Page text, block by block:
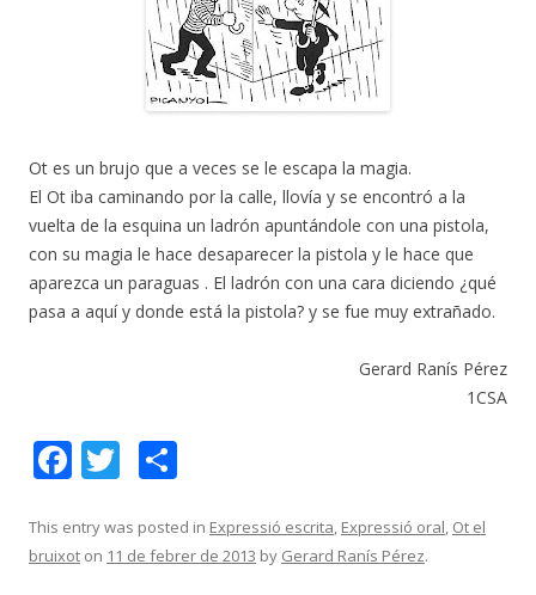
Ot es un brujo que a veces se le escapa la magia.
El Ot iba caminando por la calle, llovía y se encontró a la
vuelta de la esquina un ladrón apuntándole con una pistola,
con su magia le hace desaparecer la pistola y le hace que
aparezca un paraguas . El ladrón con una cara diciendo ¿qué
pasa a aquí y donde está la pistola? y se fue muy extrañado.
Gerard Ranís Pérez
1CSA
F
e
b
T
itt
er
m
p
This entry was posted in Expressió escrita, Expressió oral, Ot el
bruixot on 11 de febrer de 2013 by Gerard Ranís Pérez.